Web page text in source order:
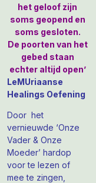
het geloof zijn
soms geopend en
soms gesloten.
De poorten van het
gebed staan
echter altijd open’
LeMUriaanse
Healings Oefening
Door het
vernieuwde ‘Onze
Vader & Onze
Moeder’ hardop
voor te lezen of
mee te zingen,